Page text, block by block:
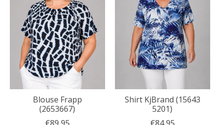
Blouse Frapp
(2653667)
Shirt KjBrand (15643
5201)